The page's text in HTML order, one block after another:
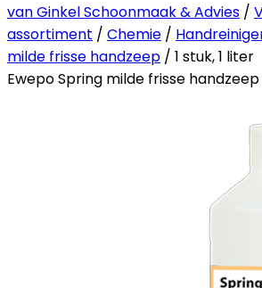
van Ginkel Schoonmaak & Advies /
assortiment / Chemie /
milde frisse handzeep / 1 stuk, 1 liter
Ewepo Spring milde frisse handzeep